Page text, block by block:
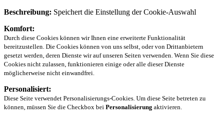
Beschreibung: Speichert die Einstellung der Cookie-Auswahl
Komfort:
Durch diese Cookies können wir Ihnen eine erweiterte Funktionalität
bereitzustellen. Die Cookies können von uns selbst, oder von Drittanbietern
gesetzt werden, deren Dienste wir auf unseren Seiten verwenden. Wenn Sie diese
Cookies nicht zulassen, funktionieren einige oder alle dieser Dienste
möglicherweise nicht einwandfrei.
Personalisiert:
Diese Seite verwendet Personalisierungs-Cookies. Um diese Seite betreten zu
können, müssen Sie die Checkbox bei Personalisierung aktivieren.